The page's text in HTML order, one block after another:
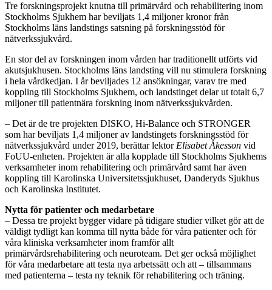
Tre forskningsprojekt knutna till primärvård och rehabilitering inom
Stockholms Sjukhem har beviljats 1,4 miljoner kronor från
Stockholms läns landstings satsning på forskningsstöd för
nätverkssjukvård.
En stor del av forskningen inom vården har traditionellt utförts vid
akutsjukhusen. Stockholms läns landsting vill nu stimulera forskning
i hela vårdkedjan. I år beviljades 12 ansökningar, varav tre med
koppling till Stockholms Sjukhem, och landstinget delar ut totalt 6,7
miljoner till patientnära forskning inom nätverkssjukvården.
– Det är de tre projekten DISKO, Hi-Balance och STRONGER
som har beviljats 1,4 miljoner av landstingets forskningsstöd för
nätverkssjukvård under 2019, berättar lektor Elisabet Åkesson vid
FoUU-enheten. Projekten är alla kopplade till Stockholms Sjukhems
verksamheter inom rehabilitering och primärvård samt har även
koppling till Karolinska Universitetssjukhuset, Danderyds Sjukhus
och Karolinska Institutet.
Nytta för patienter och medarbetare
– Dessa tre projekt bygger vidare på tidigare studier vilket gör att de
väldigt tydligt kan komma till nytta både för våra patienter och för
våra kliniska verksamheter inom framför allt
primärvårdsrehabilitering och neuroteam. Det ger också möjlighet
för våra medarbetare att testa nya arbetssätt och att – tillsammans
med patienterna – testa ny teknik för rehabilitering och träning.